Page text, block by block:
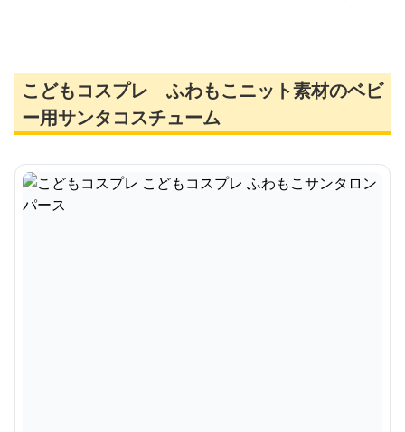
こどもコスプレ ふわもこニット素材のベビ
ー用サンタコスチューム